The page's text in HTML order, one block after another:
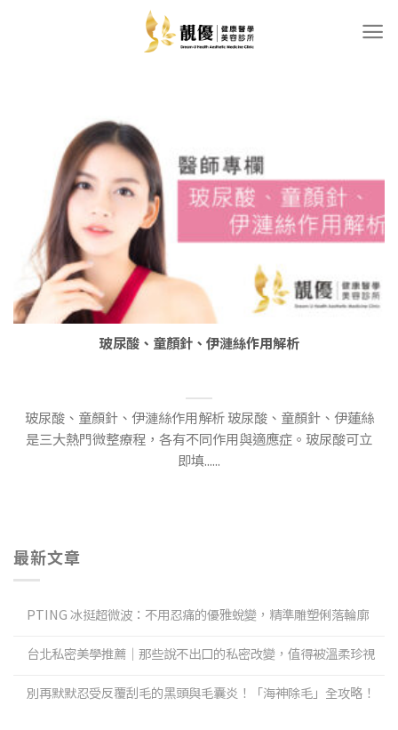
最新文章
PTING 冰挺超微波：不用忍痛的優雅蛻變，精準雕塑俐落輪廓
台北私密美學推薦｜那些說不出口的私密改變，值得被溫柔珍視
別再默默忍受反覆刮毛的黑頭與毛囊炎！「海神除毛」全攻略！
玻尿酸、童顏針、伊漣絲作用解析
玻尿酸、童顏針、伊漣絲作用解析 玻尿酸、童顏針、伊蓮絲
是三大熱門微整療程，各有不同作用與適應症。玻尿酸可立
即填......